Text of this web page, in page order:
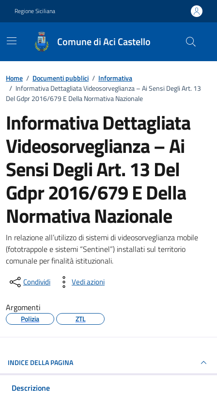
Regione Siciliana
Comune di Aci Castello
Home / Documenti pubblici / Informativa
/ Informativa Dettagliata Videosorveglianza – Ai Sensi Degli Art. 13
Del Gdpr 2016/679 E Della Normativa Nazionale
Informativa Dettagliata
Videosorveglianza – Ai
Sensi Degli Art. 13 Del
Gdpr 2016/679 E Della
Normativa Nazionale
Dettagli del documento
In relazione all’utilizzo di sistemi di videosorveglianza mobile
(fototrappole e sistemi “Sentinel”) installati sul territorio
comunale per finalità istituzionali.
Condividi Vedi azioni
Argomenti
Polizia ZTL
INDICE DELLA PAGINA
Descrizione